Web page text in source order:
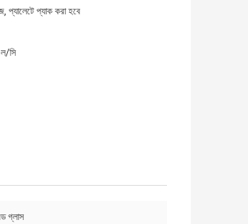
প্যালেটে প্যাক করা হবে
সি
গ্লাস